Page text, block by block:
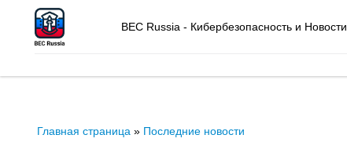
BEC Russia - Кибербезопасность и Новости
Главная страница » Последние новости